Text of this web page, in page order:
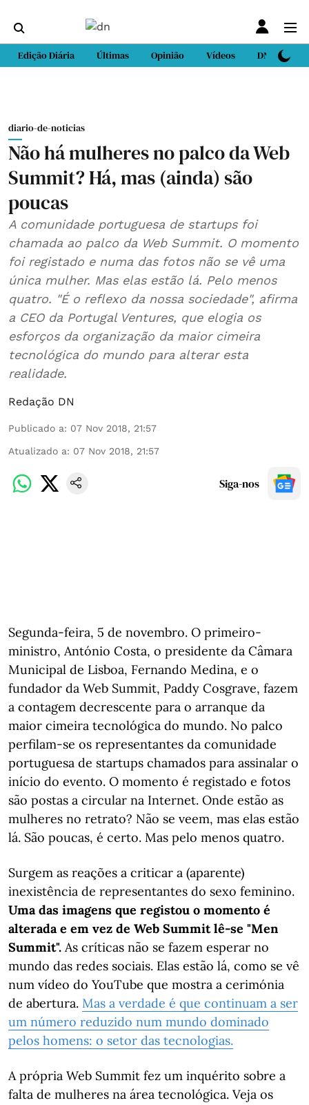
Edição Diária Últimas Opinião Vídeos DN Sport
diario-de-noticias
Não há mulheres no palco da Web
Summit? Há, mas (ainda) são
poucas
A comunidade portuguesa de startups foi
chamada ao palco da Web Summit. O momento
foi registado e numa das fotos não se vê uma
única mulher. Mas elas estão lá. Pelo menos
quatro. "É o reflexo da nossa sociedade", afirma
a CEO da Portugal Ventures, que elogia os
esforços da organização da maior cimeira
tecnológica do mundo para alterar esta
realidade.
Redação DN
Publicado a: 07 Nov 2018, 21:57
Atualizado a: 07 Nov 2018, 21:57
Siga-nos
Segunda-feira, 5 de novembro. O primeiro-
ministro, António Costa, o presidente da Câmara
Municipal de Lisboa, Fernando Medina, e o
fundador da Web Summit, Paddy Cosgrave, fazem
a contagem decrescente para o arranque da
maior cimeira tecnológica do mundo. No palco
perfilam-se os representantes da comunidade
portuguesa de startups chamados para assinalar o
início do evento. O momento é registado e fotos
são postas a circular na Internet. Onde estão as
mulheres no retrato? Não se veem, mas elas estão
lá. São poucas, é certo. Mas pelo menos quatro.
Surgem as reações a criticar a (aparente)
inexistência de representantes do sexo feminino.
Uma das imagens que registou o momento é
alterada e em vez de Web Summit lê-se "Men
Summit". As críticas não se fazem esperar no
mundo das redes sociais. Elas estão lá, como se vê
num vídeo do YouTube que mostra a cerimónia
de abertura. Mas a verdade é que continuam a ser
um número reduzido num mundo dominado
pelos homens: o setor das tecnologias.
A própria Web Summit fez um inquérito sobre a
falta de mulheres na área tecnológica. Veja os